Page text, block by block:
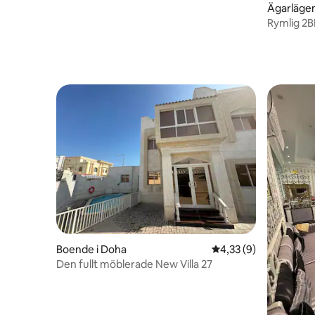
Rymlig
Boende i Doha 4,33 av 5 i
4,33 (9)
Den fullt möblerade New Villa 27